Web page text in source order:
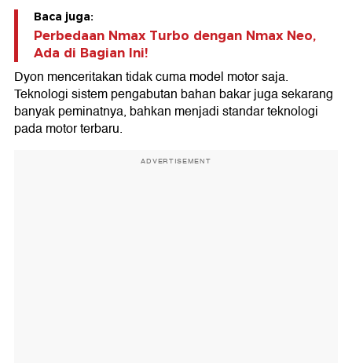
Baca juga:
Perbedaan Nmax Turbo dengan Nmax Neo,
Ada di Bagian Ini!
Dyon menceritakan tidak cuma model motor saja.
Teknologi sistem pengabutan bahan bakar juga sekarang
banyak peminatnya, bahkan menjadi standar teknologi
pada motor terbaru.
ADVERTISEMENT